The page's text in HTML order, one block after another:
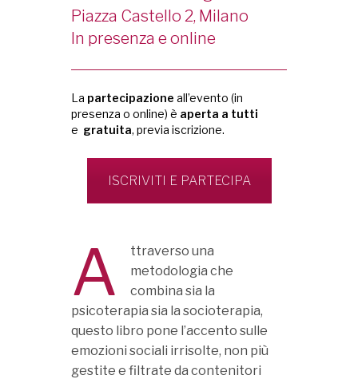
Piazza Castello 2, Milano
In presenza e online
La partecipazione all’evento (in
presenza o online) è aperta a tutti
e gratuita, previa iscrizione.
ISCRIVITI E PARTECIPA
A
ttraverso una
metodologia che
combina sia la
psicoterapia sia la socioterapia,
questo libro pone l’accento sulle
emozioni sociali irrisolte, non più
gestite e filtrate da contenitori